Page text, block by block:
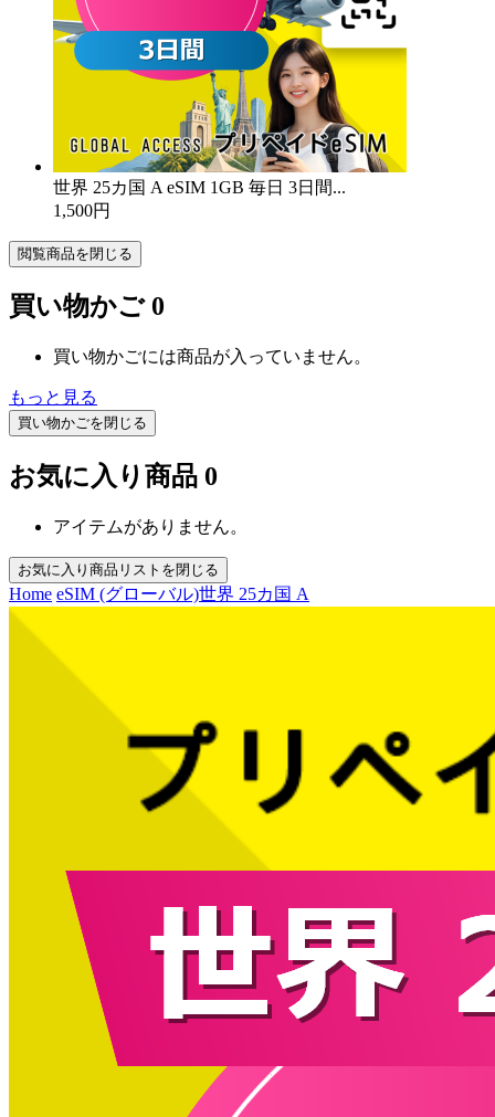
世界 25カ国 A eSIM 1GB 毎日 3日間...
1,500円
閲覧商品を閉じる
買い物かご 0
買い物かごには商品が入っていません。
もっと見る
買い物かごを閉じる
お気に入り商品 0
アイテムがありません。
お気に入り商品リストを閉じる
Home eSIM (グローバル)世界 25カ国 A